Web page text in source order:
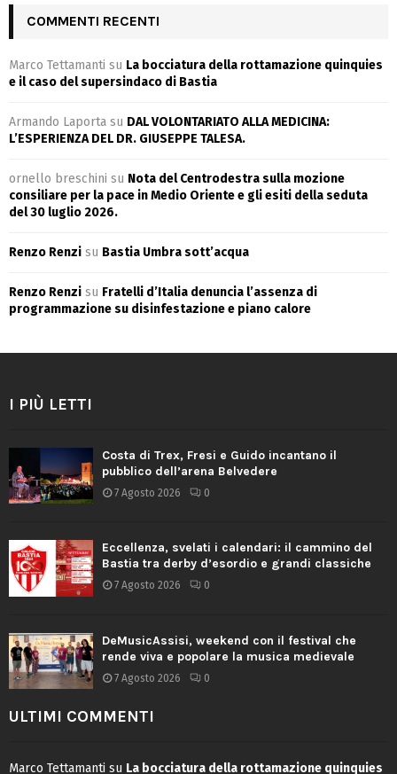
COMMENTI RECENTI
Marco Tettamanti su La bocciatura della rottamazione quinquies
e il caso del supersindaco di Bastia
Armando Laporta su DAL VOLONTARIATO ALLA MEDICINA:
L’ESPERIENZA DEL DR. GIUSEPPE TALESA.
ornello breschini su Nota del Centrodestra sulla mozione
consiliare per la pace in Medio Oriente e gli esiti della seduta
del 30 luglio 2026.
Renzo Renzi su Bastia Umbra sott’acqua
Renzo Renzi su Fratelli d’Italia denuncia l’assenza di
programmazione su disinfestazione e piano calore
I PIÙ LETTI
Costa di Trex, Fresi e Guido incantano il
pubblico dell’arena Belvedere
7 Agosto 2026 0
Eccellenza, svelati i calendari: il cammino del
Bastia tra derby d’esordio e grandi classiche
7 Agosto 2026 0
DeMusicAssisi, weekend con il festival che
rende viva e popolare la musica medievale
7 Agosto 2026 0
ULTIMI COMMENTI
Marco Tettamanti su La bocciatura della rottamazione quinquies